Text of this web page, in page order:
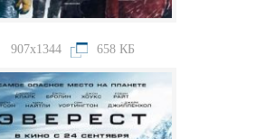
907x1344 658 КБ